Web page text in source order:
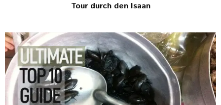
Tour durch den Isaan